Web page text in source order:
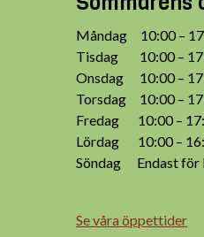
Måndag 10:00 –
Tisdag 10:00 –
Onsdag 10:00 –
Torsdag 10:00 –
Fredag 10:00 –
Lördag 10:00 –
Söndag Endast för
Se våra öppettider